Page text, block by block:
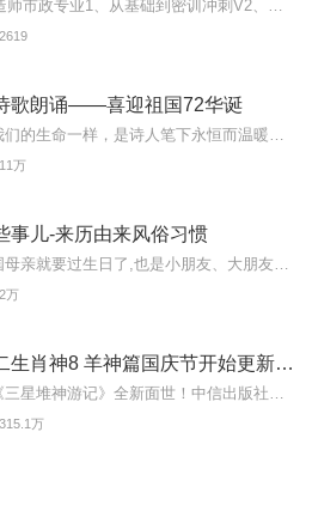
2619
歌朗诵——喜迎祖国72华诞
11万
事儿-来历由来风俗习惯
2万
小猪屏蓬十二生肖神8 羊神篇国庆节开始更新啦！
315.1万